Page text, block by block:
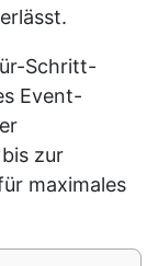
Schritt-
Event-
zur
maximales